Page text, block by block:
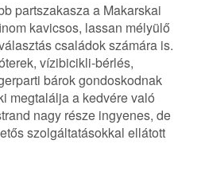
partszakasza a Makarskai
kavicsos, lassan mélyülő
családok számára is.
vízibicikli-bérlés,
bárok gondoskodnak
megtalálja a kedvére való
nagy része ingyenes, de
szolgáltatásokkal ellátott